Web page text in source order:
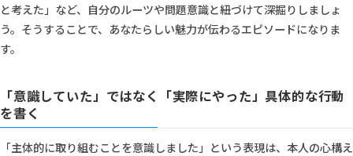
と考えた」など、自分のルーツや問題意識と紐づけて深掘りしましょ
う。そうすることで、あなたらしい魅力が伝わるエピソードになりま
す。
「意識していた」ではなく「実際にやった」具体的な行動
を書く
「主体的に取り組むことを意識しました」という表現は、本人の心構え